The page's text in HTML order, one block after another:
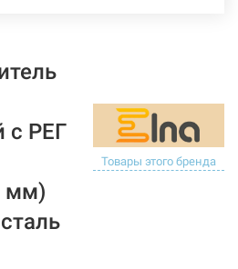
с РЕГ
мм)
Товары этого бренда